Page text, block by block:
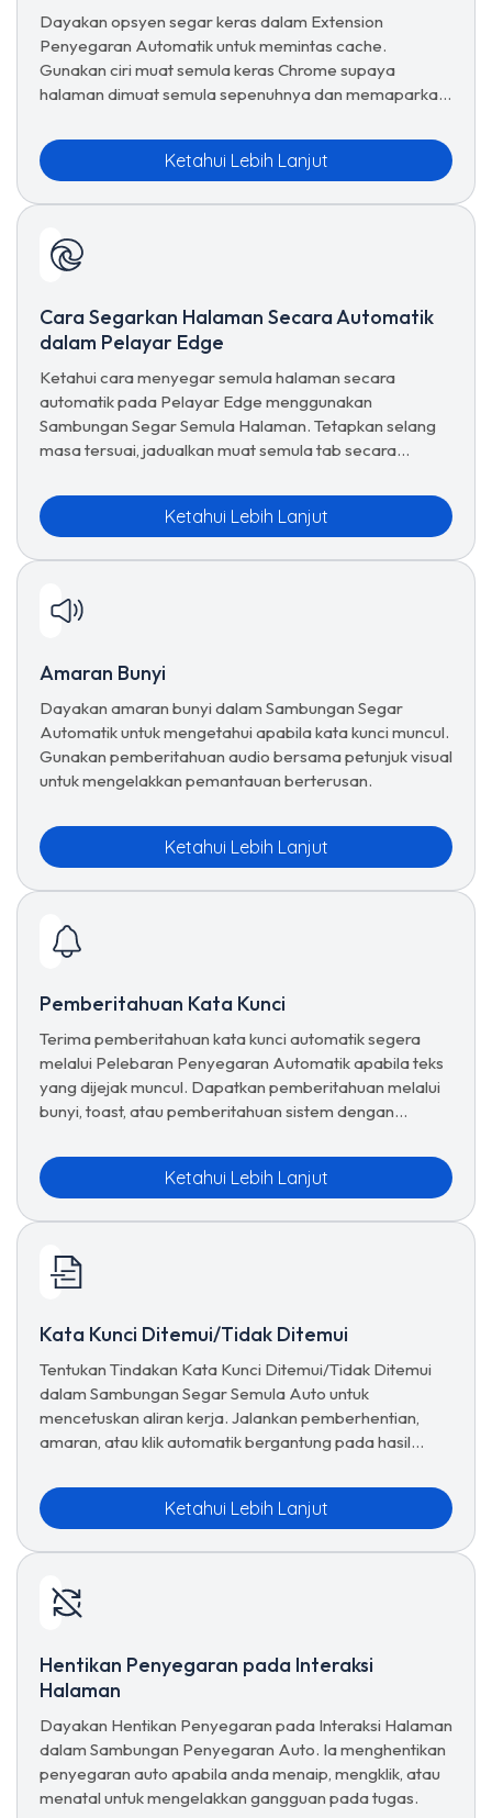
Dayakan opsyen segar keras dalam Extension
Penyegaran Automatik untuk memintas cache.
Gunakan ciri muat semula keras Chrome supaya
halaman dimuat semula sepenuhnya dan memaparkan
Ketahui Lebih Lanjut
Cara Segarkan Halaman Secara Automatik
dalam Pelayar Edge
Ketahui cara menyegar semula halaman secara
automatik pada Pelayar Edge menggunakan
Sambungan Segar Semula Halaman. Tetapkan selang
masa tersuai, jadualkan muat semula tab secara
semula lanjutan untuk pelayaran yang lancar.
Ketahui Lebih Lanjut
Amaran Bunyi
Dayakan amaran bunyi dalam Sambungan Segar
Automatik untuk mengetahui apabila kata kunci muncul.
Gunakan pemberitahuan audio bersama petunjuk visual
untuk mengelakkan pemantauan berterusan.
Ketahui Lebih Lanjut
Pemberitahuan Kata Kunci
Terima pemberitahuan kata kunci automatik segera
melalui Pelebaran Penyegaran Automatik apabila teks
yang dijejak muncul. Dapatkan pemberitahuan melalui
bunyi, toast, atau pemberitahuan sistem dengan
Ketahui Lebih Lanjut
Kata Kunci Ditemui/Tidak Ditemui
Tentukan Tindakan Kata Kunci Ditemui/Tidak Ditemui
dalam Sambungan Segar Semula Auto untuk
mencetuskan aliran kerja. Jalankan pemberhentian,
amaran, atau klik automatik bergantung pada hasil
Ketahui Lebih Lanjut
Hentikan Penyegaran pada Interaksi
Halaman
Dayakan Hentikan Penyegaran pada Interaksi Halaman
dalam Sambungan Penyegaran Auto. Ia menghentikan
penyegaran auto apabila anda menaip, mengklik, atau
menatal untuk mengelakkan gangguan pada tugas.